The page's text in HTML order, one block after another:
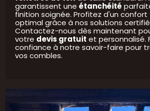
garantissent uneétanchéité
finition soignée. Profitez d'un
optimal grâce à nos solutions
Contactez-nous dès maintenant
votre devis gratuit et personnalisé.
confiance à notre savoir-faire pour
vos combles.